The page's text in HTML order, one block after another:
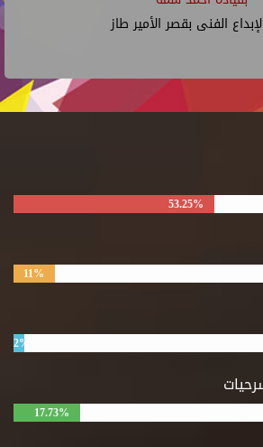
الفنى بقصر الأمير طاز
53.25%
11%
2%
17.73%